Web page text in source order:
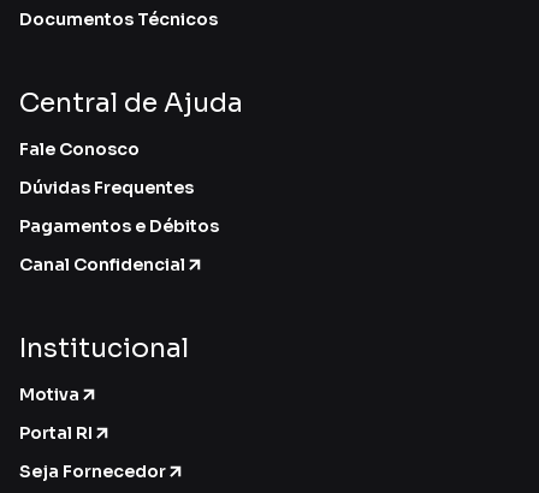
Documentos Técnicos
Central de Ajuda
Fale Conosco
Dúvidas Frequentes
Pagamentos e Débitos
Canal Confidencial
Institucional
Motiva
Portal RI
Seja Fornecedor